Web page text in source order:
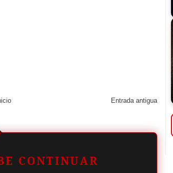
Entrada antigua
CONTINUAR